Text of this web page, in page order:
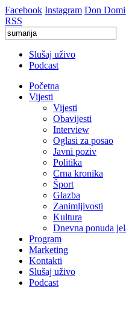
Facebook Instagram Don
RSS
Slušaj uživo
Podcast
Početna
Vijesti
Vijesti
Obavijesti
Interview
Oglasi za posao
Javni poziv
Politika
Crna kronika
Šport
Glazba
Zanimljivosti
Kultura
Dnevna ponuda
Program
Marketing
Kontakti
Slušaj uživo
Podcast